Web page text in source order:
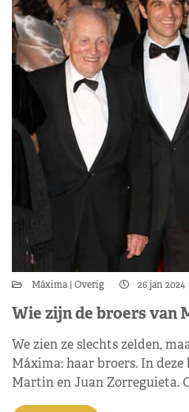
Máxima Overig 26 jan 2024
Wie zijn de broers van
We zien ze slechts zelden,
Máxima: haar broers. In deze
Martin en Juan Zorreguieta.